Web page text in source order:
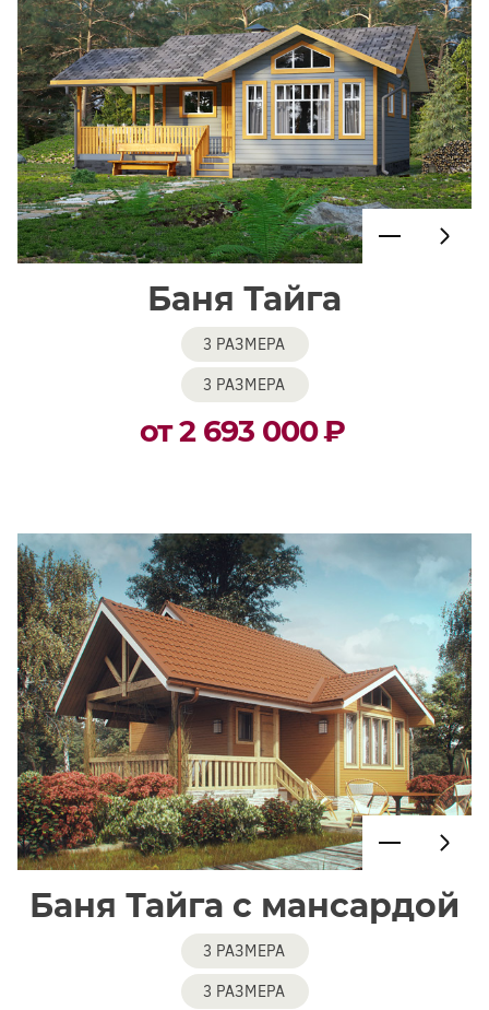
Баня Тайга
3 РАЗМЕРА
3 РАЗМЕРА
от 2 693 000₽
Баня Тайга с мансардой
3 РАЗМЕРА
3 РАЗМЕРА